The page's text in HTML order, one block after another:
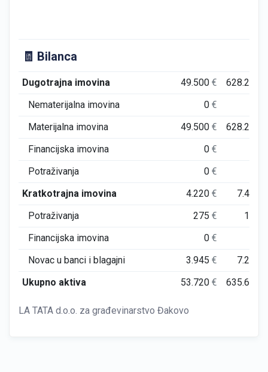
🧾 Bilanca
Dugotrajna imovina 49.500€ 628.234
Nematerijalna imovina
0€
Materijalna imovina
49.500€ 628.234
Financijska imovina
0€
Potraživanja
0€
Kratkotrajna imovina
4.220€ 7.422
Potraživanja
275€ 167
Financijska imovina
0€
Novac u banci i blagajni
3.945€ 7.255
Ukupno aktiva
53.720€ 635.657
LA TATA d.o.o. za građevinarstvo Đakovo